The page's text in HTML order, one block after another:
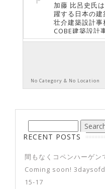
加藤 比呂史氏
躍する日本の
壮介建築設計
COBE建築設計
を積んでいま
は、只今開催
加藤氏と共に
きました。 こ
渡るデンマー
しております
は、デンマー
回のパビリオ
と協力するこ
プロジェクト
と名付けまし
っかけは何だっ
に移り住んだの
No Category & No Location
RECENT POSTS
間もなくコペンハーゲ
Coming soon!
15-17